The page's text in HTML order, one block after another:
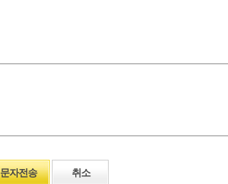
문자전송 취소